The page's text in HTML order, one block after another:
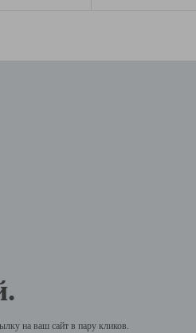
на ваш сайт в пару кликов.